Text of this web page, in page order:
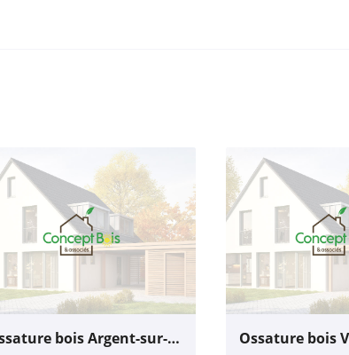
Ossature bois Argent-sur-Sauldre